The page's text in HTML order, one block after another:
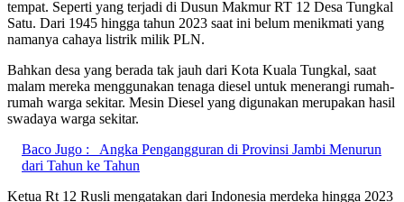
tempat. Seperti yang terjadi di Dusun Makmur RT 12 Desa Tungkal
Satu. Dari 1945 hingga tahun 2023 saat ini belum menikmati yang
namanya cahaya listrik milik PLN.
Bahkan desa yang berada tak jauh dari Kota Kuala Tungkal, saat
malam mereka menggunakan tenaga diesel untuk menerangi rumah-
rumah warga sekitar. Mesin Diesel yang digunakan merupakan hasil
swadaya warga sekitar.
Baco Jugo :
Angka Pengangguran di Provinsi Jambi Menurun
dari Tahun ke Tahun
Ketua Rt 12 Rusli mengatakan dari Indonesia merdeka hingga 2023